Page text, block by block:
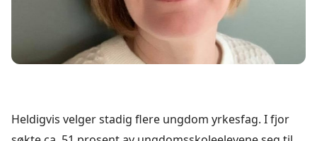
Heldigvis velger stadig flere ungdom yrkesfag. I fjor